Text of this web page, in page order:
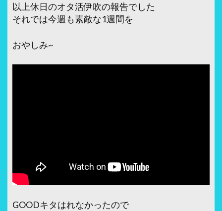
以上休日のオタ活伊吹の報告でした
それでは今週も素敵な1週間を
おやしみ~
GOODキタはれなかったので